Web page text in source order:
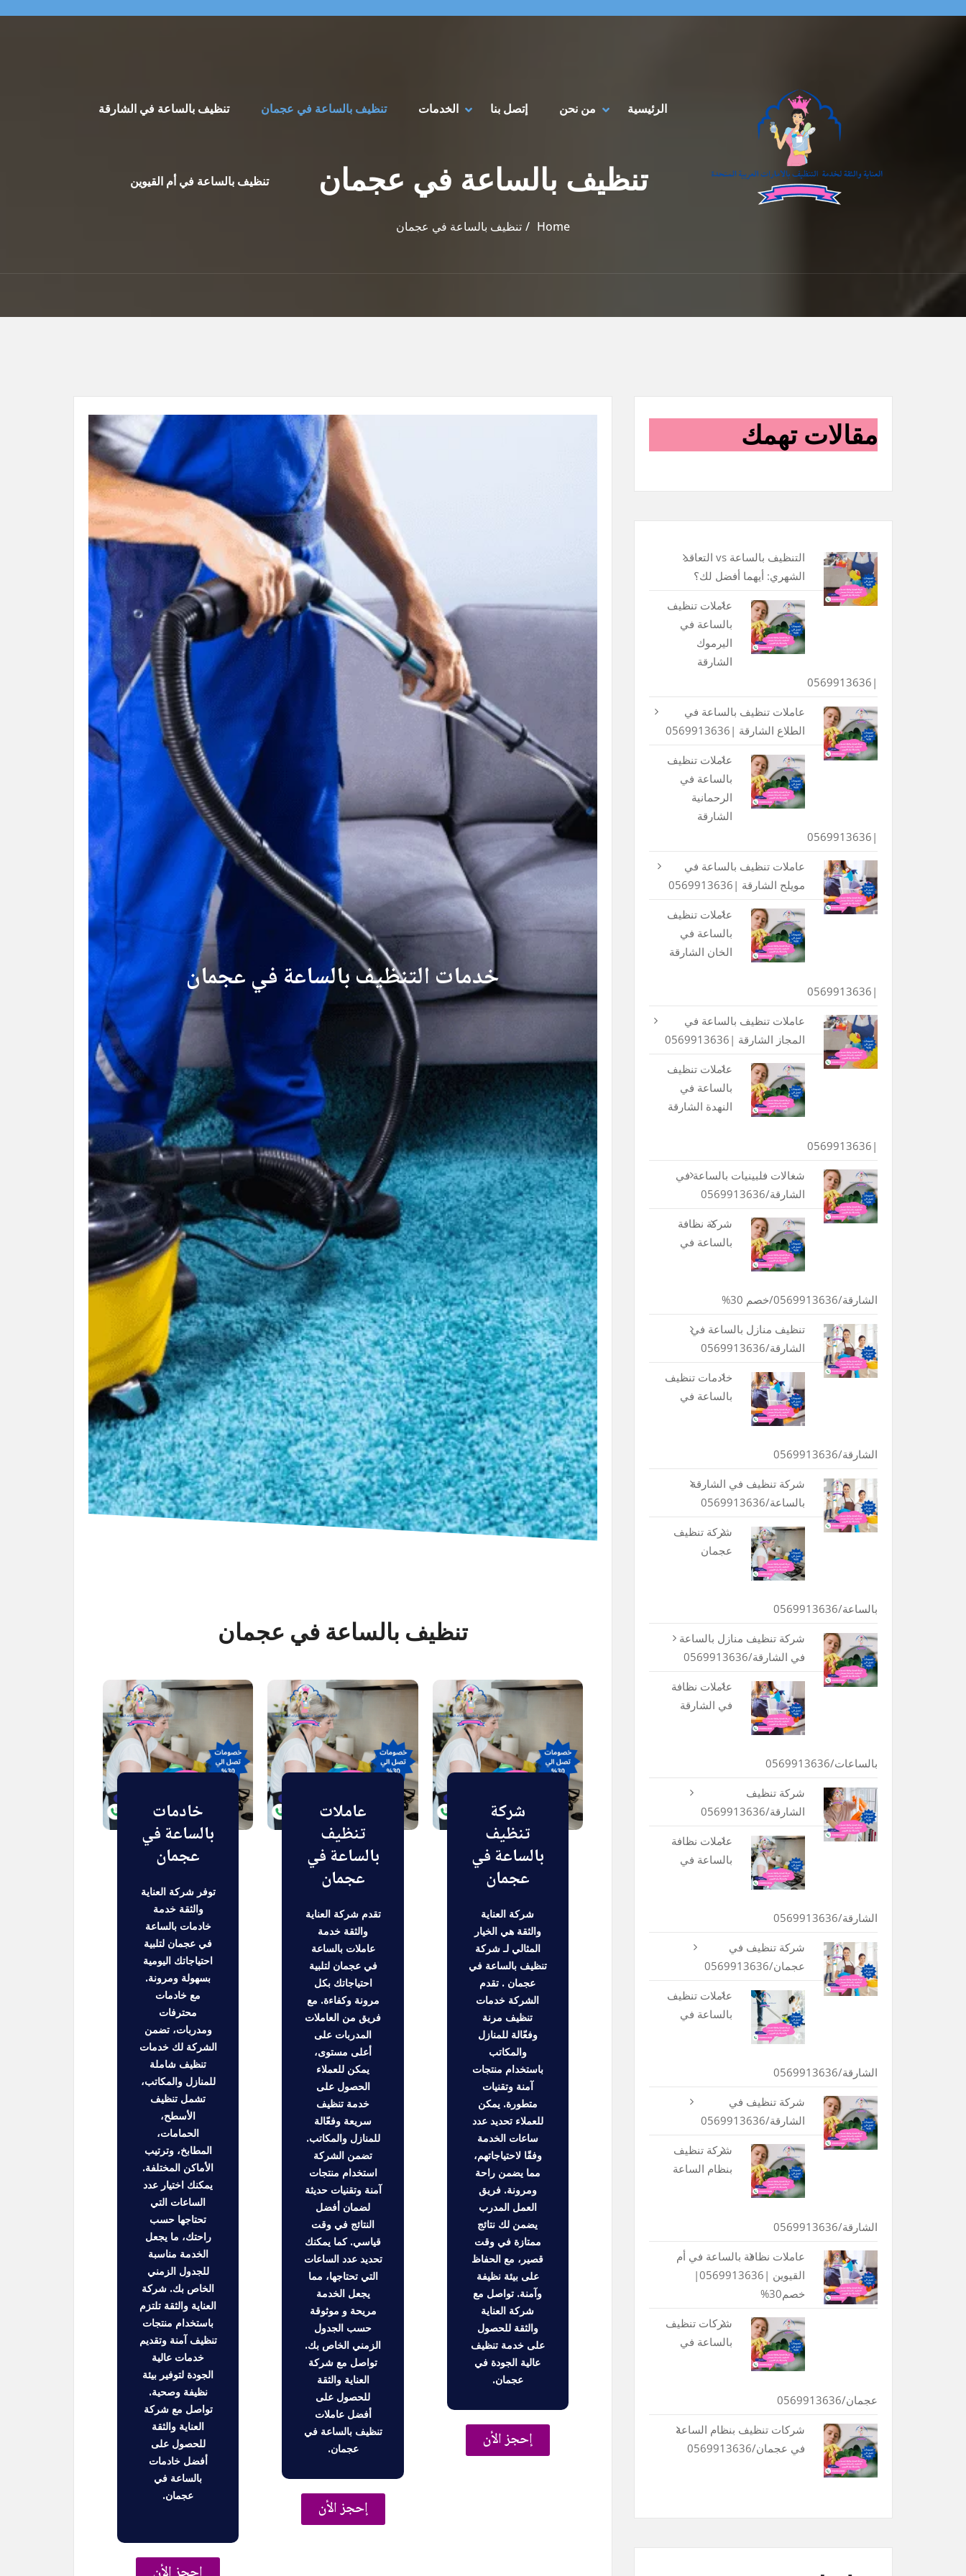
الرئيسية من نحن إتصل بنا الخدمات تنظيف بالساعة في عجمان تنظيف بالساعة في الشارقة
تنظيف بالساعة في أم القيوين تنظيف بالساعة في عجمان
Home تنظيف بالساعة في عجمان
خدمات التنظيف بالساعة في عجمان
تنظيف بالساعة في عجمان
شركة
تنظيف
بالساعة في
عجمان
شركة العناية
والثقة هي الخيار
المثالي لـ شركة
تنظيف بالساعة في
عجمان . تقدم
الشركة خدمات
تنظيف مرنة
وفعّالة للمنازل
والمكاتب
باستخدام منتجات
آمنة وتقنيات
متطورة. يمكن
للعملاء تحديد عدد
ساعات الخدمة
وفقًا لاحتياجاتهم،
مما يضمن راحة
ومرونة. فريق
العمل المدرب
يضمن لك نتائج
ممتازة في وقت
قصير، مع الحفاظ
على بيئة نظيفة
وآمنة. تواصل مع
شركة العناية
والثقة للحصول
على خدمة تنظيف
عالية الجودة في
عجمان.
إحجز الأن
عاملات
تنظيف
بالساعة في
عجمان
تقدم شركة العناية
والثقة خدمة
عاملات بالساعة
في عجمان لتلبية
احتياجاتك بكل
مرونة وكفاءة. مع
فريق من العاملات
المدربات على
أعلى مستوى،
يمكن للعملاء
الحصول على
خدمة تنظيف
سريعة وفعّالة
للمنازل والمكاتب.
تضمن الشركة
استخدام منتجات
آمنة وتقنيات حديثة
لضمان أفضل
النتائج في وقت
قياسي. كما يمكنك
تحديد عدد الساعات
التي تحتاجها، مما
يجعل الخدمة
مريحة و موثوقة
حسب الجدول
الزمني الخاص بك.
تواصل مع شركة
العناية والثقة
للحصول على
أفضل عاملات
تنظيف بالساعة في
عجمان.
إحجز الأن
خادمات
بالساعة في
عجمان
توفر شركة العناية
والثقة خدمة
خادمات بالساعة
في عجمان لتلبية
احتياجاتك اليومية
بسهولة ومرونة.
مع خادمات
محترفات
ومدربات، تضمن
الشركة لك خدمات
تنظيف شاملة
للمنازل والمكاتب،
تشمل تنظيف
الأسطح،
الحمامات،
المطابخ، وترتيب
الأماكن المختلفة.
يمكنك اختيار عدد
الساعات التي
تحتاجها حسب
راحتك، ما يجعل
الخدمة مناسبة
للجدول الزمني
الخاص بك. شركة
العناية والثقة تلتزم
باستخدام منتجات
تنظيف آمنة وتقديم
خدمات عالية
الجودة لتوفير بيئة
نظيفة وصحية.
تواصل مع شركة
العناية والثقة
للحصول على
أفضل خادمات
بالساعة في
عجمان.
مقالات تهمك
التنظيف بالساعة vs التعاقد
الشهري: أيهما أفضل لك؟
عاملات تنظيف
بالساعة في
اليرموك
الشارقة
|0569913636
عاملات تنظيف بالساعة في
الطلاع الشارقة |0569913636
عاملات تنظيف
بالساعة في
الرحمانية
الشارقة
|0569913636
عاملات تنظيف بالساعة في
مويلح الشارقة |0569913636
عاملات تنظيف
بالساعة في
الخان الشارقة
|0569913636
عاملات تنظيف بالساعة في
المجاز الشارقة |0569913636
عاملات تنظيف
بالساعة في
النهدة الشارقة
|0569913636
شغالات فلبينيات بالساعة في
الشارقة/0569913636
شركة نظافة
بالساعة في
الشارقة/0569913636/خصم 30%
تنظيف منازل بالساعة في
الشارقة/0569913636
خادمات تنظيف
بالساعة في
الشارقة/0569913636
شركة تنظيف في الشارقة
بالساعة/0569913636
شركة تنظيف
عجمان
بالساعة/0569913636
شركة تنظيف منازل بالساعة
في الشارقة/0569913636
عاملات نظافة
في الشارقة
بالساعات/0569913636
شركة تنظيف
الشارقة/0569913636
عاملات نظافة
بالساعة في
الشارقة/0569913636
شركة تنظيف في
عجمان/0569913636
عاملات تنظيف
بالساعة في
الشارقة/0569913636
شركة تنظيف في
الشارقة/0569913636
شركة تنظيف
بنظام الساعة
الشارقة/0569913636
عاملات نظافة بالساعة في أم
القيوين |0569913636|
خصم30%
شركات تنظيف
بالساعة في
عجمان/0569913636
شركات تنظيف بنظام الساعة
في عجمان/0569913636